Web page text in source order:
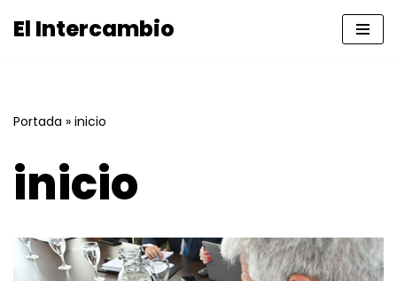
El Intercambio
Portada » inicio
inicio